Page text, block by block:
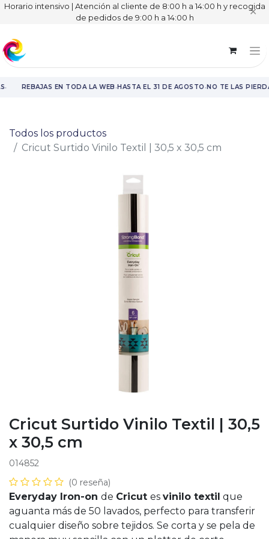
Horario intensivo | Atención al cliente de 8:00 h a 14:00 h y recogida
de pedidos de 9:00 h a 14:00 h
✕
· REBAJAS EN TODA LA WEB·HASTA EL 31 DE AGOSTO·NO TE LAS
Todos los productos
Cricut Surtido Vinilo Textil | 30,5 x 30,5 cm
Cricut Surtido Vinilo Textil | 30,5
x 30,5 cm
014852
(0 reseña)
Everyday Iron-on de Cricut es vinilo textil que
aguanta más de 50 lavados, perfecto para transferir
cualquier diseño sobre tejidos. Se corta y se pela de